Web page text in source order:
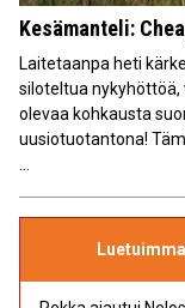
Kesämanteli:
Laitetaanpa heti
siloteltua nykyhöttöä,
olevaa kohkausta
uusiotuotantona!
...